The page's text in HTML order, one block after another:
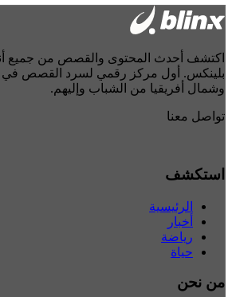
اكتشف أحدث المحتوى والقصص من جميع
بلينكس. أول مركز رقمي لسرد القصص في
وشمال أفريقيا من الشباب وإليهم.
تواصل معنا
استكشف
الرئيسية
أخبار
رياضة
حياة
من نحن